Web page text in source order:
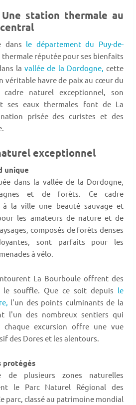
station thermale au
dans le département du Puy-de-
réputée pour ses bienfaits
lavallée de la Dordogne, cette
véritable havre de paix au cœur du
naturel exceptionnel, son
ses eaux thermales font de La
prisée des curistes et des
exceptionnel
unique
dans la vallée de la Dordogne,
et de forêts. Ce cadre
à la ville une beauté sauvage et
les amateurs de nature et de
composés de forêts denses
sont parfaits pour les
à vélo.
La Bourboule offrent des
le souffle. Que ce soit depuis le
l'un des points culminants de la
l'un des nombreux sentiers qui
chaque excursion offre une vue
des Dores et les alentours.
protégés
de plusieurs zones naturelles
le Parc Naturel Régional des
parc, classé au patrimoine mondial